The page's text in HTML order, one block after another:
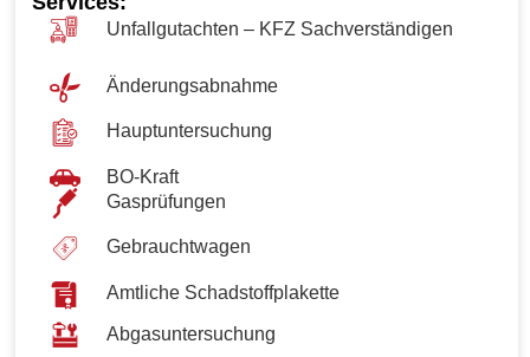
Unfallgutachten – KFZ Sachverständigen
Änderungsabnahme
Hauptuntersuchung
BO-Kraft
Gasprüfungen
Gebrauchtwagen
Amtliche Schadstoffplakette
Abgasuntersuchung